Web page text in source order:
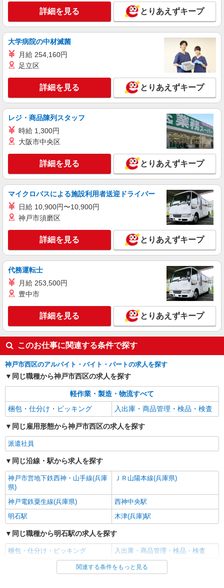
兵庫県神戸市西区
キープ 詳細を見る
正社員
株式会社テクノ・サービス マニュファクチャリング【兵庫県】
製造スタッフ（組立・加工・目視検査・機械操
作など）
月給200000〜250000円（スキル・経験を考
兵庫県神戸市西区 （他にも兵庫県内に多数あ
り） ※勤務地はご希望を考慮の上、ご自宅を中心
に通勤時間120分圏内のエリアとなります。（転勤
詳細を見る
ロジスティード西日本株式会社
フォークリフト作業
時給1,350円（残業/実働8時間以上の場合1,687
220,320円（20.4日勤務/月）+50,625円（残業
30H）
ロジポート神戸西 兵庫県神戸市西区見津が丘
5-1-18
キープ 詳細を見る
アルバイト パート
ロジスティード西日本株式会社
時給1,180円〜 （残業/実働8時間以上の場合
は1,475円〜になります。) ★月収例・・・184,416
所定労働時間のみ、残業については労働時間に応
間程度の見込みです。 基本的には定時時間内終
業を目指して運営します！
ロジポート神戸西 兵庫県神戸市西区見津が丘
5-1-18
キープ 詳細を見る
詳細を見る とりあえずキープ
大学病院の中材滅菌
月給 254,160円
足立区
詳細を見る とりあえずキープ
レジ・商品陳列スタッフ
時給 1,300円
大阪市中央区
詳細を見る とりあえずキープ
マイクロバスによる施設利用者送迎ドライバー
日給 10,900円〜10,900円
神戸市須磨区
詳細を見る とりあえずキープ
代務運転士
月給 253,500円
豊中市
詳細を見る とりあえずキープ
このお仕事に関連する条件で探す
神戸市西区のアルバイト・バイト・パートの求人を探す
同じ職種から神戸市西区の求人を探す
軽作業・製造・物流すべて
梱包・仕分け・ピッキング
入出庫・商品管理・検品・検査
同じ雇用形態から神戸市西区の求人を探す
派遣社員
同じ沿線・駅から求人を探す
神戸市営地下鉄西神・山手線(兵庫
県)
ＪＲ山陽本線(兵庫県)
神戸電鉄粟生線(兵庫県)
西神中央駅
明石駅
木津(兵庫)駅
同じ職種から明石駅の求人を探す
梱包・仕分け・ピッキング 入出庫・商品管理・検品・検査
同じ雇用形態から明石駅の求人を探す
関連する条件をもっと見る